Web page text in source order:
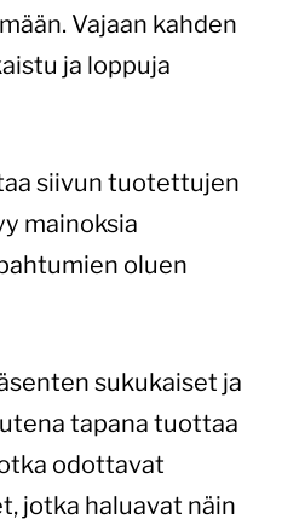
Vajaan kahden
ja loppuja
siivun tuotettujen
mainoksia
oluen
sukukaiset ja
tapana tuottaa
odottavat
jotka haluavat näin